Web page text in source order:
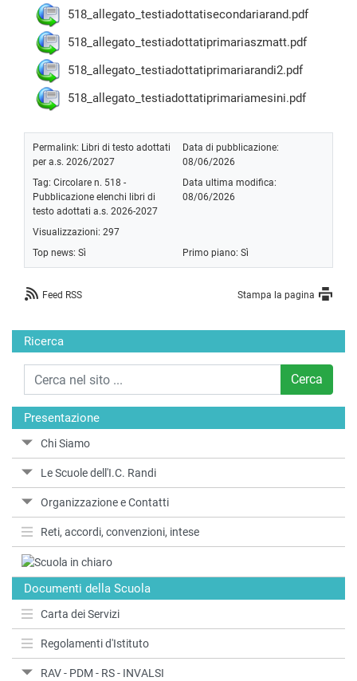
Ricerca
Cerca
Presentazione
Chi Siamo
Le Scuole dell'I.C. Randi
Organizzazione e Contatti
Reti, accordi, convenzioni, intese
Documenti della Scuola
Carta dei Servizi
Regolamenti d'Istituto
RAV - PDM - RS - INVALSI
518_allegato_testiadottatisecondariarand.pdf
518_allegato_testiadottatiprimariaszmatt.pdf
518_allegato_testiadottatiprimariarandi2.pdf
518_allegato_testiadottatiprimariamesini.pdf
Permalink: Libri di testo adottati
per a.s. 2026/2027
Data di pubblicazione:
08/06/2026
Tag: Circolare n. 518 -
Pubblicazione elenchi libri di
testo adottati a.s. 2026-2027
Data ultima modifica:
08/06/2026
Visualizzazioni: 297
Top news: Sì Primo piano: Sì
Feed RSS Stampa la pagina